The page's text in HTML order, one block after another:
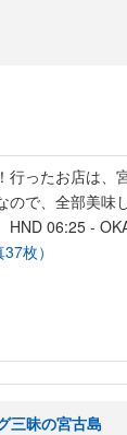
行ったお店は、
ので、全部美味
06:25 -
枚）
三昧の宮古島